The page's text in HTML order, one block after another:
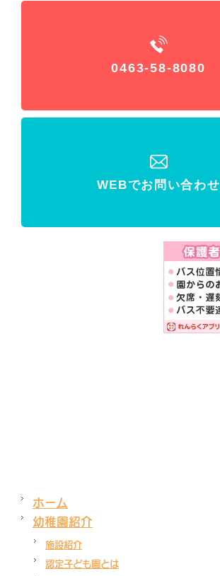
0463-58-8080
WEBでお問い合わせ
ホーム
幼稚園紹介
施設紹介
認定子ども園とは